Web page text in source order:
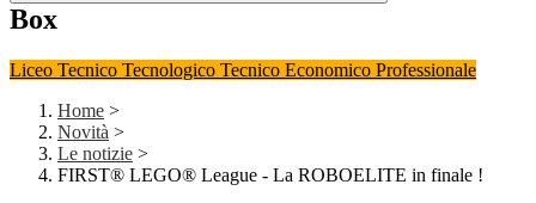
Box
Liceo Tecnico Tecnologico Tecnico Economico Professionale
Home >
Novità >
Le notizie >
FIRST​® LEGO® League - La ROBOELITE in finale !